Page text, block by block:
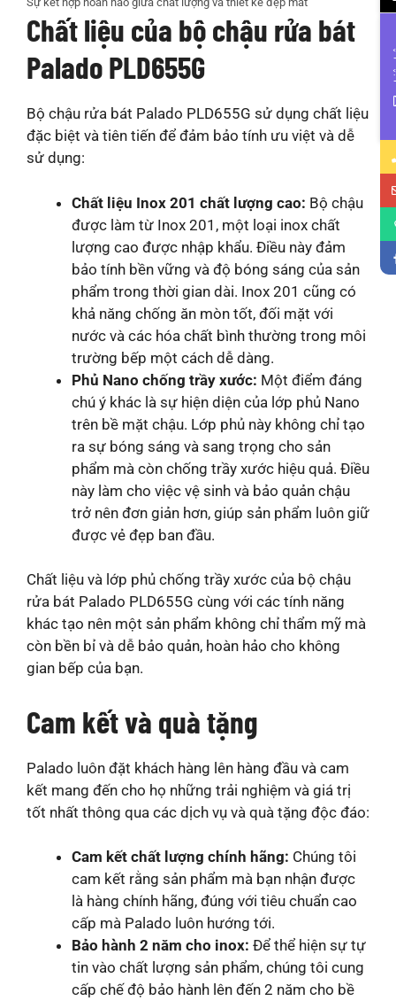
Chất liệu của bộ chậu rửa bát
Palado PLD655G
Bộ chậu rửa bát Palado PLD655G sử dụng chất liệu
đặc biệt và tiên tiến để đảm bảo tính ưu việt và dễ
sử dụng:
Chất liệu Inox 201 chất lượng cao: Bộ chậu
được làm từ Inox 201, một loại inox chất
lượng cao được nhập khẩu. Điều này đảm
bảo tính bền vững và độ bóng sáng của sản
phẩm trong thời gian dài. Inox 201 cũng có
khả năng chống ăn mòn tốt, đối mặt với
nước và các hóa chất bình thường trong môi
trường bếp một cách dễ dàng.
Phủ Nano chống trầy xước: Một điểm đáng
chú ý khác là sự hiện diện của lớp phủ Nano
trên bề mặt chậu. Lớp phủ này không chỉ tạo
ra sự bóng sáng và sang trọng cho sản
phẩm mà còn chống trầy xước hiệu quả. Điều
này làm cho việc vệ sinh và bảo quản chậu
trở nên đơn giản hơn, giúp sản phẩm luôn giữ
được vẻ đẹp ban đầu.
Chất liệu và lớp phủ chống trầy xước của bộ chậu
rửa bát Palado PLD655G cùng với các tính năng
khác tạo nên một sản phẩm không chỉ thẩm mỹ mà
còn bền bỉ và dễ bảo quản, hoàn hảo cho không
gian bếp của bạn.
Cam kết và quà tặng
Palado luôn đặt khách hàng lên hàng đầu và cam
kết mang đến cho họ những trải nghiệm và giá trị
tốt nhất thông qua các dịch vụ và quà tặng độc đáo:
Cam kết chất lượng chính hãng: Chúng tôi
cam kết rằng sản phẩm mà bạn nhận được
là hàng chính hãng, đúng với tiêu chuẩn cao
cấp mà Palado luôn hướng tới.
Bảo hành 2 năm cho inox: Để thể hiện sự tự
tin vào chất lượng sản phẩm, chúng tôi cung
cấp chế độ bảo hành lên đến 2 năm cho bề